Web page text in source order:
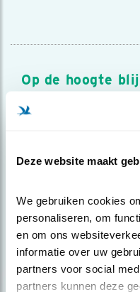
Deze website maakt
We gebruiken cookies
personaliseren, om
en om ons
informatie over uw
partners voor social
partners kunnen deze
Op de hoogte
Meld je aan en ontvang
over vogels en